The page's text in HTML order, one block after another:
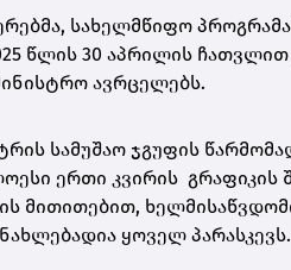
სახელმწიფო
წლის 30 აპრილის
ავრცელებს.
სამუშაო ჯგუფის
ერთი კვირის
მითითებით,
ყოველ პარასკევს.